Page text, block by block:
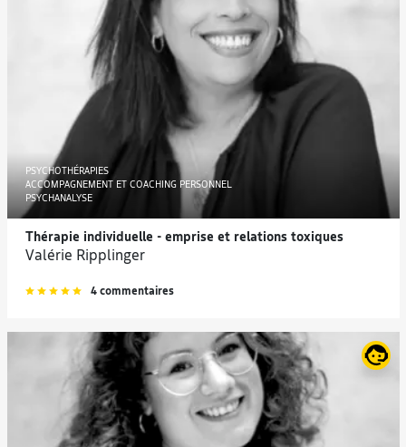
PSYCHOTHÉRAPIES
ACCOMPAGNEMENT ET COACHING PERSONNEL
PSYCHANALYSE
Thérapie individuelle - emprise et relations toxiques
Valérie Ripplinger
4 commentaires